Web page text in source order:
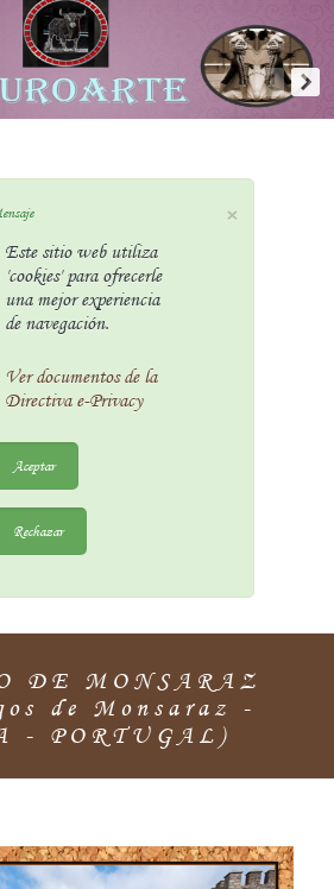
×
Este sitio web utiliza
'cookies' para ofrecerle
una mejor experiencia
de navegación.
Ver documentos de la
Directiva e-Privacy
Aceptar
Rechazar
DE MONSARAZ
de Monsaraz -
- PORTUGAL)